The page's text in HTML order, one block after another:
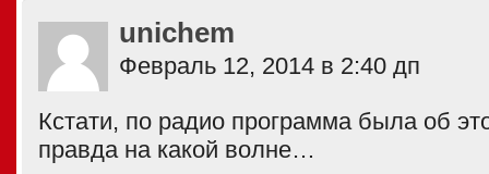
unichem
Февраль 12, 2014 в 2:40 дп
Кстати, по радио программа была об
правда на какой волне…